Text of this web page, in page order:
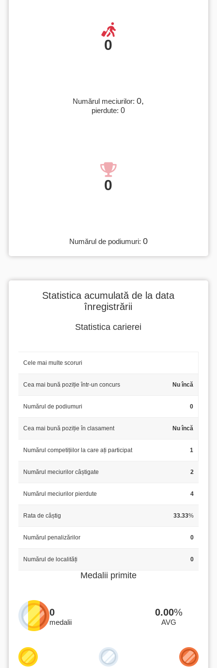
0
Numărul meciurilor:0,
pierdute:0
0
Numărul de podiumuri: 0
Statistica acumulată de la data
înregistrării
Statistica carierei
Cele mai multe scoruri
Cea mai bună poziție într-un concurs Nu încă
Numărul de podiumuri 0
Cea mai bună poziție în clasament Nu încă
Numărul competițiilor la care ați participat 1
Numărul meciurilor câștigate 2
Numărul meciurilor pierdute 4
Rata de câștig 33.33%
Numărul penalizărilor 0
Numărul de localități 0
Medalii primite
0
medalii
0.00%
AVG